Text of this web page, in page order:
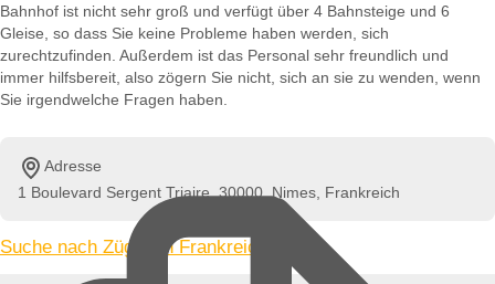
Bahnhof ist nicht sehr groß und verfügt über 4 Bahnsteige und 6
Gleise, so dass Sie keine Probleme haben werden, sich
zurechtzufinden. Außerdem ist das Personal sehr freundlich und
immer hilfsbereit, also zögern Sie nicht, sich an sie zu wenden, wenn
Sie irgendwelche Fragen haben.
Adresse
1 Boulevard Sergent Triaire, 30000, Nimes, Frankreich
Suche nach Zügen in Frankreich »